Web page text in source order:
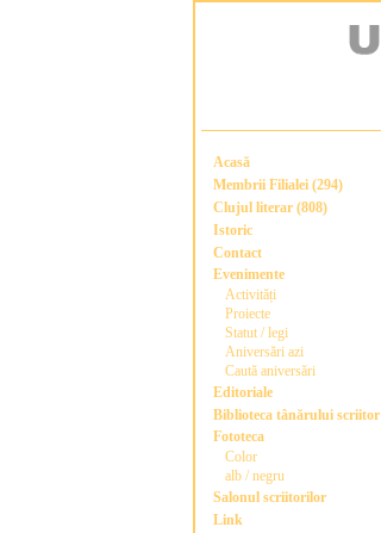
Acasă
Membrii Filialei (294)
Clujul literar (808)
Istoric
Contact
Evenimente
Activități
Proiecte
Statut / legi
Aniversări azi
Caută aniversări
Editoriale
Biblioteca tânărului scriitor
Fototeca
Color
alb / negru
Salonul scriitorilor
Link